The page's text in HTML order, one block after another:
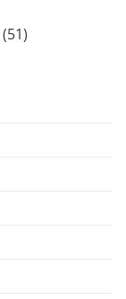
(51)